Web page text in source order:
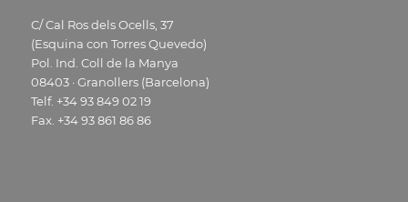
C/ Cal Ros dels Ocells, 37
(Esquina con Torres Quevedo)
Pol. Ind. Coll de la Manya
08403 · Granollers (Barcelona)
Telf. +34 93 849 02 19
Fax. +34 93 861 86 86